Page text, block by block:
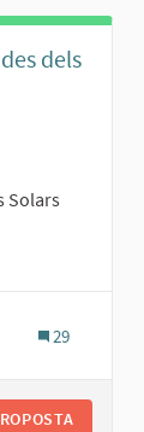
dels
Solars
i Consum
29